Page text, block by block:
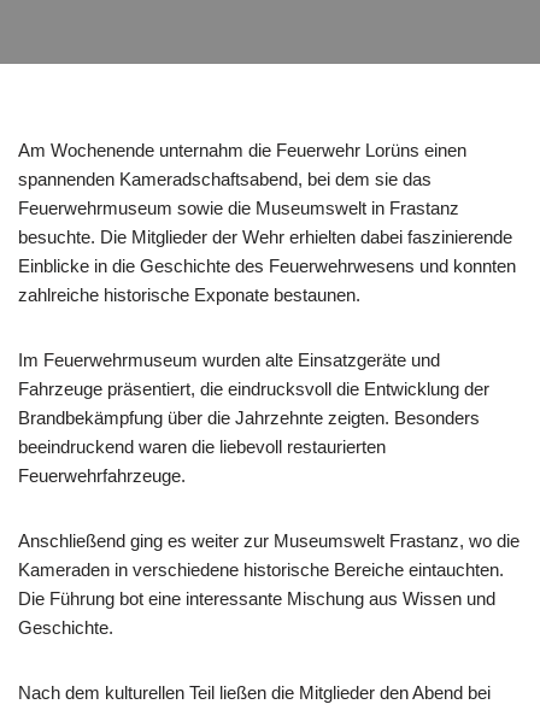
Am Wochenende unternahm die Feuerwehr Lorüns einen
spannenden Kameradschaftsabend, bei dem sie das
Feuerwehrmuseum sowie die Museumswelt in Frastanz
besuchte. Die Mitglieder der Wehr erhielten dabei faszinierende
Einblicke in die Geschichte des Feuerwehrwesens und konnten
zahlreiche historische Exponate bestaunen.
Im Feuerwehrmuseum wurden alte Einsatzgeräte und
Fahrzeuge präsentiert, die eindrucksvoll die Entwicklung der
Brandbekämpfung über die Jahrzehnte zeigten. Besonders
beeindruckend waren die liebevoll restaurierten
Feuerwehrfahrzeuge.
Anschließend ging es weiter zur Museumswelt Frastanz, wo die
Kameraden in verschiedene historische Bereiche eintauchten.
Die Führung bot eine interessante Mischung aus Wissen und
Geschichte.
Nach dem kulturellen Teil ließen die Mitglieder den Abend bei